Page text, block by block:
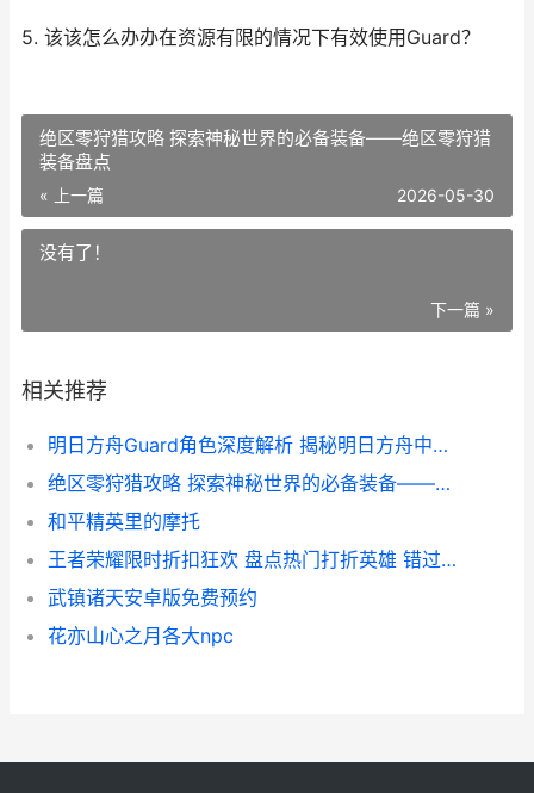
5. 该该怎么办办在资源有限的情况下有效使用Guard？
绝区零狩猎攻略 探索神秘世界的必备装备——绝区零狩猎
装备盘点
« 上一篇 2026-05-30
没有了！
下一篇 »
相关推荐
明日方舟Guard角色深度解析 揭秘明日方舟中的守护者力量
绝区零狩猎攻略 探索神秘世界的必备装备——绝区零狩猎装备盘点
和平精英里的摩托
王者荣耀限时折扣狂欢 盘点热门打折英雄 错过等一年
武镇诸天安卓版免费预约
花亦山心之月各大npc